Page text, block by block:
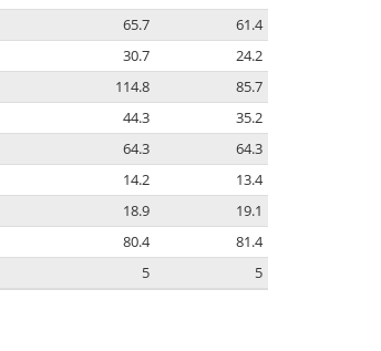
65.7
61.4
30.7
24.2
114.8
85.7
44.3
35.2
64.3
64.3
14.2
13.4
18.9
19.1
80.4
81.4
5 5